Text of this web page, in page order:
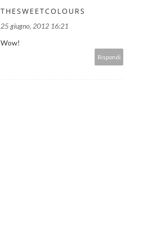
THESWEETCOLOURS
25 giugno, 2012 16:21
Wow!
Rispondi